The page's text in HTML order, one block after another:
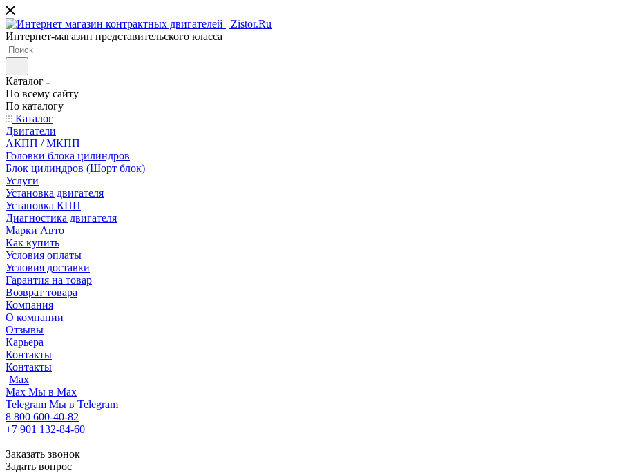
Интернет-магазин представительского класса
Каталог
По всему сайту
По каталогу
Каталог
Двигатели
АКПП / МКПП
Головки блока цилиндров
Блок цилиндров (Шорт блок)
Услуги
Установка двигателя
Установка КПП
Диагностика двигателя
Марки Авто
Как купить
Условия оплаты
Условия доставки
Гарантия на товар
Возврат товара
Компания
О компании
Отзывы
Карьера
Контакты
Контакты
Max
Max Мы в Max
Telegram Мы в Telegram
8 800 600-40-82
+7 901 132-84-60
Заказать звонок
Задать вопрос